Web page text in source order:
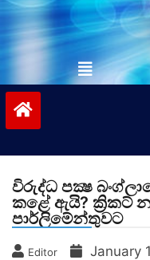
විරුද්ධ පක්‍ෂ
කළේ ඇයි? ක්‍රිකට්
පාර්ලිමේන්තුවට
Editor January